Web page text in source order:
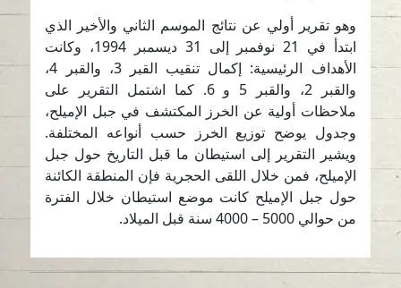
وهو تقرير أولي عن نتائج الموسم الثاني والأخير الذي
ابتدأ في 21 نوفمبر إلى 31 ديسمبر 1994، وكانت
الأهداف الرئيسية: إكمال تنقيب القبر 3، والقبر 4،
والقبر 2، والقبر 5 و 6. كما اشتمل التقرير على
ملاحظات أولية عن الخرز المكتشف في جبل الإميلح،
وجدول يوضح توزيع الخرز حسب أنواعه المختلفة.
ويشير التقرير إلى استيطان ما قبل التاريخ حول جبل
الإميلح، فمن خلال اللقى الحجرية فإن المنطقة الكائنة
حول جبل الإميلح كانت موضع استيطان خلال الفترة
من حوالي 5000 – 4000 سنة قبل الميلاد.